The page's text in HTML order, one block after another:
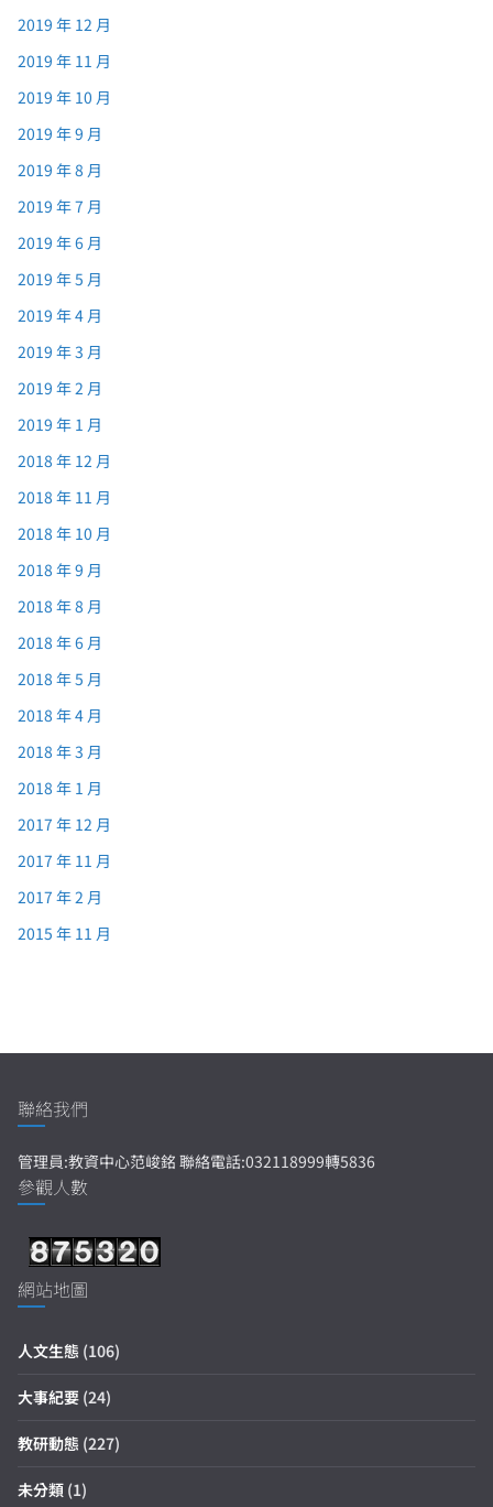
2019 年 12 月
2019 年 11 月
2019 年 10 月
2019 年 9 月
2019 年 8 月
2019 年 7 月
2019 年 6 月
2019 年 5 月
2019 年 4 月
2019 年 3 月
2019 年 2 月
2019 年 1 月
2018 年 12 月
2018 年 11 月
2018 年 10 月
2018 年 9 月
2018 年 8 月
2018 年 6 月
2018 年 5 月
2018 年 4 月
2018 年 3 月
2018 年 1 月
2017 年 12 月
2017 年 11 月
2017 年 2 月
2015 年 11 月
聯絡我們
管理員:教資中心范峻銘 聯絡電話:032118999轉5836
參觀人數
網站地圖
人文生態 (106)
大事紀要 (24)
教研動態 (227)
未分類 (1)